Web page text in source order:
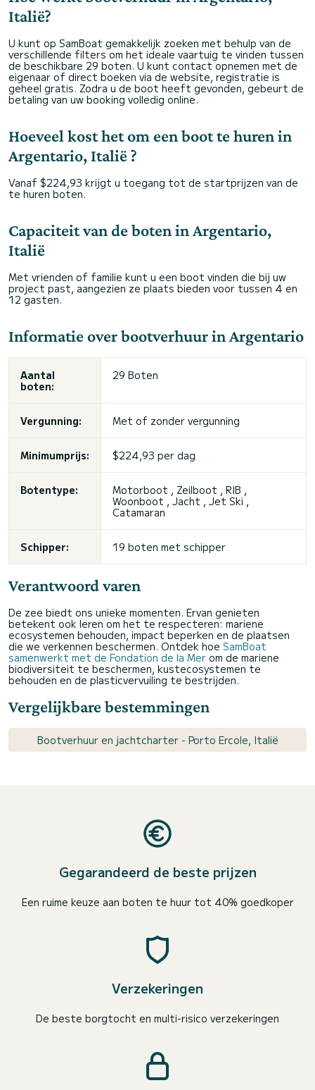
Italië?
U kunt op SamBoat gemakkelijk zoeken met behulp van de
verschillende filters om het ideale vaartuig te vinden tussen
de beschikbare 29 boten. U kunt contact opnemen met de
eigenaar of direct boeken via de website, registratie is
geheel gratis. Zodra u de boot heeft gevonden, gebeurt de
betaling van uw booking volledig online.
Hoeveel kost het om een boot te huren in
Argentario, Italië ?
Vanaf $224,93 krijgt u toegang tot de startprijzen van de
te huren boten.
Capaciteit van de boten in Argentario,
Italië
Met vrienden of familie kunt u een boot vinden die bij uw
project past, aangezien ze plaats bieden voor tussen 4 en
12 gasten.
Informatie over bootverhuur in Argentario
Aantal
boten:
29 Boten
Vergunning: Met of zonder vergunning
Minimumprijs: $224,93 per dag
Botentype:
Motorboot , Zeilboot , RIB ,
Woonboot , Jacht , Jet Ski ,
Catamaran
Schipper: 19 boten met schipper
Verantwoord varen
De zee biedt ons unieke momenten. Ervan genieten
betekent ook leren om het te respecteren: mariene
ecosystemen behouden, impact beperken en de plaatsen
die we verkennen beschermen. Ontdek hoe SamBoat
samenwerkt met de Fondation de la Mer om de mariene
biodiversiteit te beschermen, kustecosystemen te
behouden en de plasticvervuiling te bestrijden.
Vergelijkbare bestemmingen
Bootverhuur en jachtcharter - Porto Ercole, Italië
Gegarandeerd de beste prijzen
Een ruime keuze aan boten te huur tot 40% goedkoper
Verzekeringen
De beste borgtocht en multi-risico verzekeringen